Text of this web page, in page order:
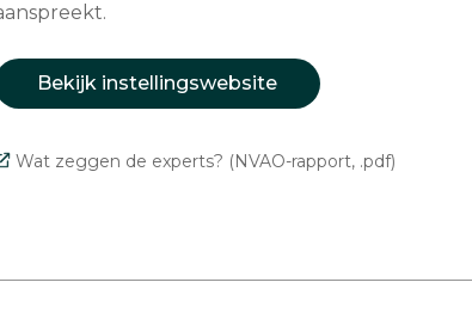
Bekijk instellingswebsite
Wat zeggen de experts? (NVAO-rapport, .pdf)